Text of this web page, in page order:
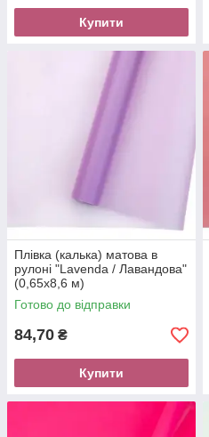
Купити
Плівка (калька) матова в
рулоні "Lavendа / Лавандова"
(0,65х8,6 м)
Готово до відправки
84,70 ₴
Купити